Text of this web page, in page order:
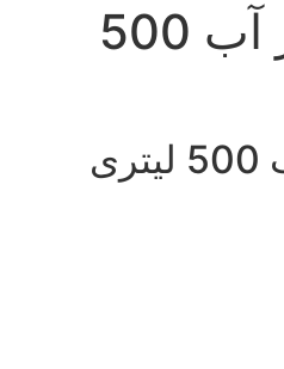
مخزن و تانکر آب 500
مخزن و تانکر آب 500 لیتری